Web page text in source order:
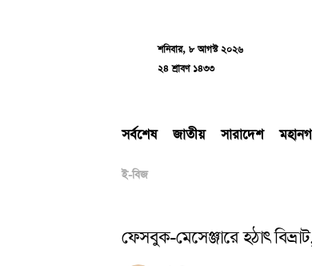
শনিবার, ৮ আগস্ট ২০২৬
২৪ শ্রাবণ ১৪৩৩
সর্বশেষ জাতীয় সারাদেশ
ই-বিজ
ফেসবুক-মেসেঞ্জারে হঠাৎ